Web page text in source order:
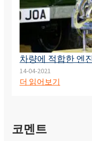
차량에 적합한 엔
14-04-2021
더 읽어보기
코멘트